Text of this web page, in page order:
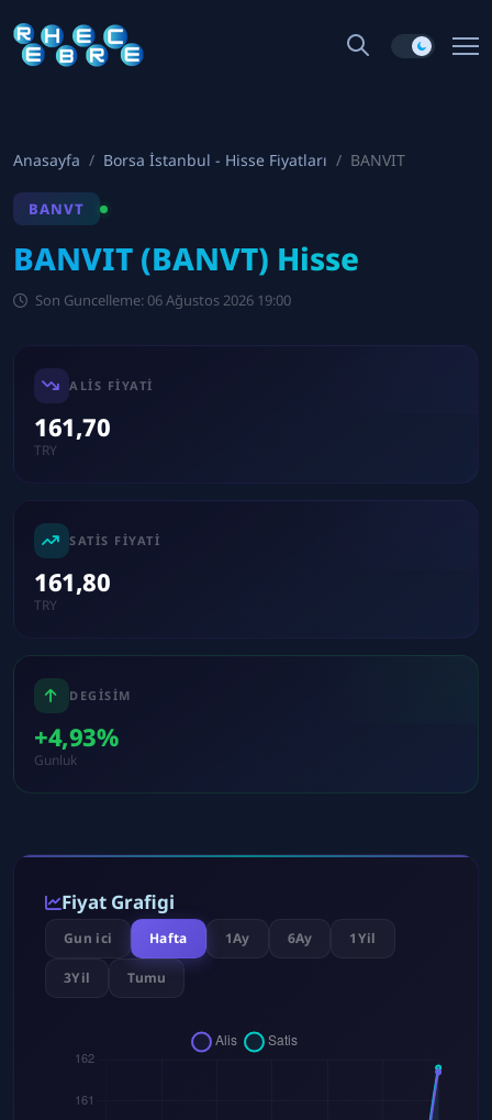
Anasayfa Borsa İstanbul - Hisse Fiyatları BANVIT
BANVT
BANVIT (BANVT) Hisse
Son Guncelleme: 06 Ağustos 2026 19:00
ALIS FIYATI
161,70
TRY
SATIS FIYATI
161,80
TRY
DEGISIM
+4,93%
Gunluk
Fiyat Grafigi
Gun ici Hafta 1Ay 6Ay 1Yil
3Yil Tumu